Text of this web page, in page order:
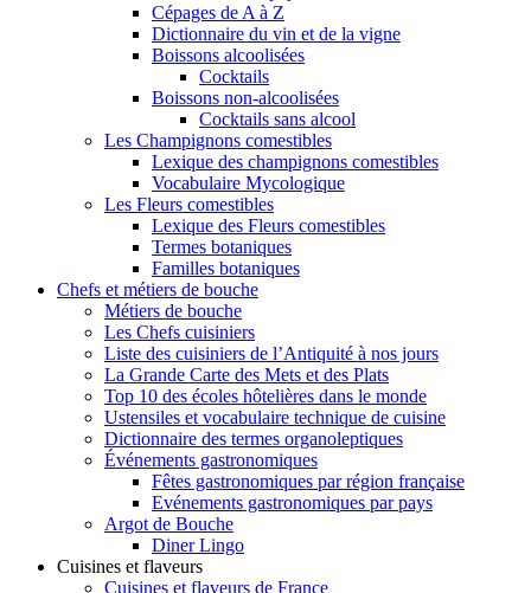
Cépages de A à Z
Dictionnaire du vin et de la vigne
Boissons alcoolisées
Cocktails
Boissons non-alcoolisées
Cocktails sans alcool
Les Champignons comestibles
Lexique des champignons comestibles
Vocabulaire Mycologique
Les Fleurs comestibles
Lexique des Fleurs comestibles
Termes botaniques
Familles botaniques
Chefs et métiers de bouche
Métiers de bouche
Les Chefs cuisiniers
Liste des cuisiniers de l’Antiquité à nos jours
La Grande Carte des Mets et des Plats
Top 10 des écoles hôtelières dans le monde
Ustensiles et vocabulaire technique de cuisine
Dictionnaire des termes organoleptiques
Événements gastronomiques
Fêtes gastronomiques par région française
Evénements gastronomiques par pays
Argot de Bouche
Diner Lingo
Cuisines et flaveurs
Cuisines et flaveurs de France